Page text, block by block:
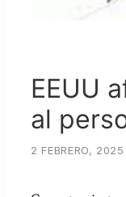
EEUU
al
2 FEBRERO, 2025